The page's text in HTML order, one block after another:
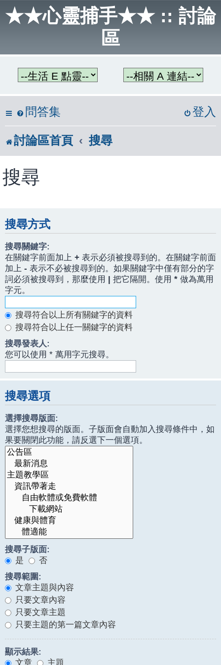
★★心靈捕手★★ :: 討論
區
問答集 登入
討論區首頁 搜尋
搜尋
搜尋方式
搜尋關鍵字:
在關鍵字前面加上 + 表示必須被搜尋到的。在關鍵字前面
加上 - 表示不必被搜尋到的。如果關鍵字中僅有部分的字
詞必須被搜尋到，那麼使用 | 把它隔開。使用 * 做為萬用
字元。
搜尋符合以上所有關鍵字的資料
搜尋符合以上任一關鍵字的資料
搜尋發表人:
您可以使用 * 萬用字元搜尋。
搜尋選項
選擇搜尋版面:
選擇您想搜尋的版面。子版面會自動加入搜尋條件中，如
果要關閉此功能，請反選下一個選項。
搜尋子版面:
是
否
搜尋範圍:
文章主題與內容
只要文章內容
只要文章主題
只要主題的第一篇文章內容
顯示結果:
文章
主題